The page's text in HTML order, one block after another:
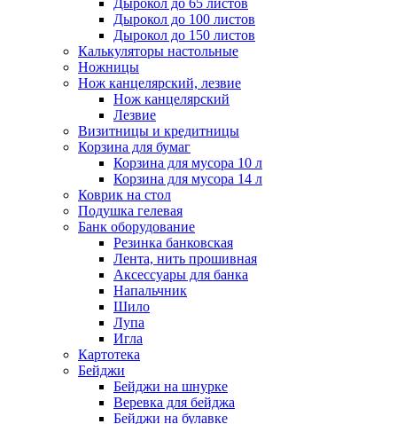
Дырокол до 65 листов
Дырокол до 100 листов
Дырокол до 150 листов
Калькуляторы настольные
Ножницы
Нож канцелярский, лезвие
Нож канцелярский
Лезвие
Визитницы и кредитницы
Корзина для бумаг
Корзина для мусора 10 л
Корзина для мусора 14 л
Коврик на стол
Подушка гелевая
Банк оборудование
Резинка банковская
Лента, нить прошивная
Аксессуары для банка
Напальчник
Шило
Лупа
Игла
Картотека
Бейджи
Бейджи на шнурке
Веревка для бейджа
Бейджи на булавке